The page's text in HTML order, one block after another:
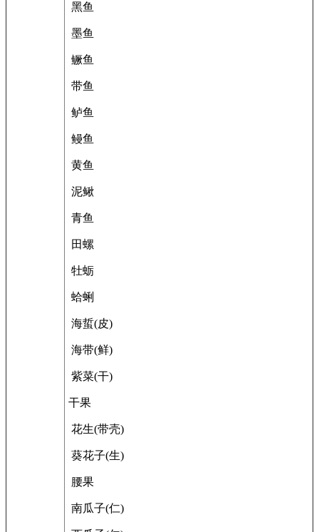
黑鱼
墨鱼
鳜鱼
带鱼
鲈鱼
鳗鱼
黄鱼
泥鳅
青鱼
田螺
牡蛎
蛤蜊
海蜇(皮)
海带(鲜)
紫菜(干)
干果
花生(带壳)
葵花子(生)
腰果
南瓜子(仁)